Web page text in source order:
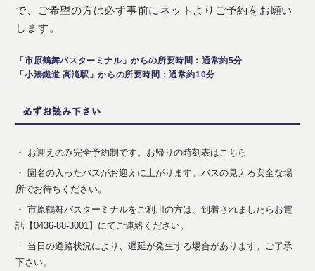
で、ご希望の方は必ず事前にネットよりご予約をお願い
します。
「市原鶴舞バスターミナル」からの所要時間：通常約5分
「小湊鐵道 高滝駅」からの所要時間：通常約10分
必ずお読み下さい
・ お迎えのみ完全予約制です。 お帰りの時刻表はこちら
・ 園名の入ったバスがお迎えに上がります。バスの見える安全な場
所でお待ちください。
・ 市原鶴舞バスターミナルをご利用の方は、到着されましたらお電
話 【0436-88-3001】 にてご連絡ください。
・ 当日の道路状況により、遅延が発生する場合があります。ご了承
下さい。